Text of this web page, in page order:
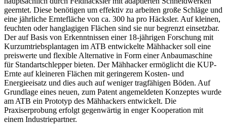
geerntet. Diese benötigen um effektiv zu arbeiten große Schläge und
eine jährliche Erntefläche von ca. 300 ha pro Häcksler. Auf kleinen,
feuchten oder hanglagigen Flächen sind sie nur begrenzt einsetzbar.
Der auf Basis von Erkenntnissen einer 18-jährigen Forschung mit
Kurzumtriebsplantagen im ATB entwickelte Mähhacker soll eine
preiswerte und flexible Alternative in Form einer Anbaumaschine
für Standartschlepper bieten. Der Mähhacker ermöglicht die KUP-
Ernte auf kleineren Flächen mit geringerem Kosten- und
Energieeisatz und dies auch auf weniger tragfähigen Böden. Auf
Grundlage eines neuen, zum Patent angemeldeten Konzeptes wurde
am ATB ein Prototyp des Mähhackers entwickelt. Die
Praxiserprobung erfolgt gegenwärtig in enger Kooperation mit
einem Industriepartner.